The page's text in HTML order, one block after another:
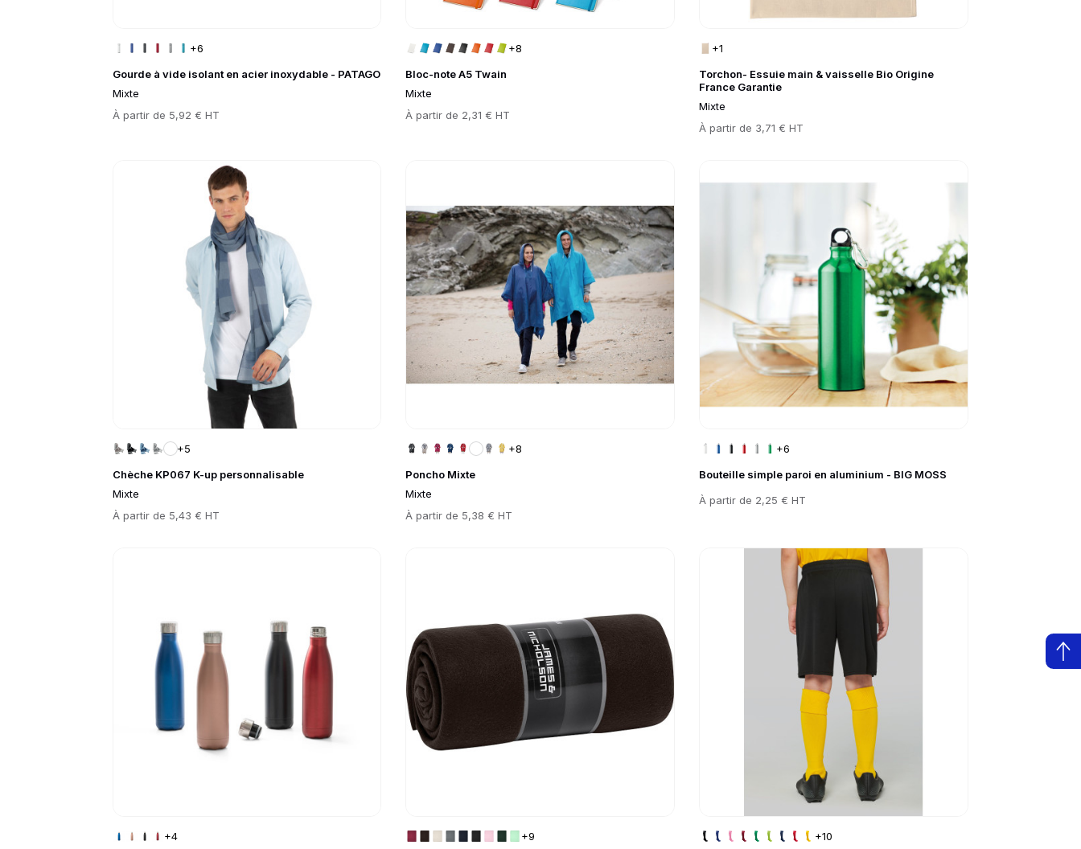
Gourde à vide isolant en acier inoxydable - PATAGO
Mixte
Prix
À partir de 5,92 € HT
+6
Bloc-note A5 Twain
Mixte
Prix
À partir de 2,31 € HT
+8
Torchon- Essuie main & vaisselle Bio Origine
France Garantie
Mixte
Prix
À partir de 3,71 € HT
+1
Chèche KP067 K-up personnalisable
Mixte
Prix
À partir de 5,43 € HT
+5
Go to product page
Poncho Mixte
Mixte
Prix
À partir de 5,38 € HT
+8
Bouteille simple paroi en aluminium - BIG MOSS
Prix
À partir de 2,25 € HT
+6
+4 +9 +10
Go to product page